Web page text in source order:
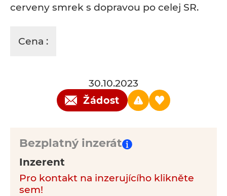
cerveny smrek s dopravou po celej SR.
Cena :
30.10.2023
Žádost
Bezplatný inzerát
Inzerent
Pro kontakt na inzerujícího klikněte
sem!